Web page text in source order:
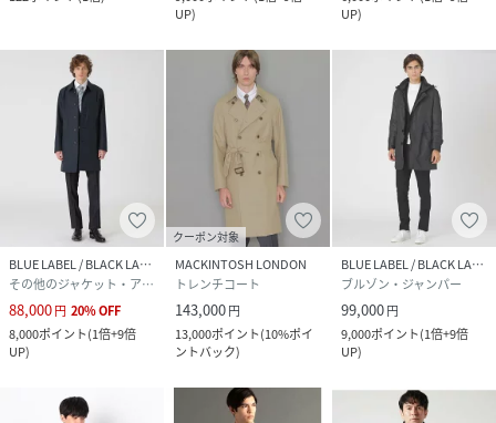
UP)
UP)
BLUE LABEL / BLACK LABEL CRESTBRIDGE
その他のジャケット・アウター
88,000円 20%OFF
8,000ポイント(1倍+9倍
UP)
クーポン対象
MACKINTOSH LONDON
トレンチコート
143,000円
13,000ポイント(10%ポイ
ントバック)
BLUE LABEL / BLACK LABEL CRESTBRIDGE
ブルゾン・ジャンパー
99,000円
9,000ポイント(1倍+9倍
UP)